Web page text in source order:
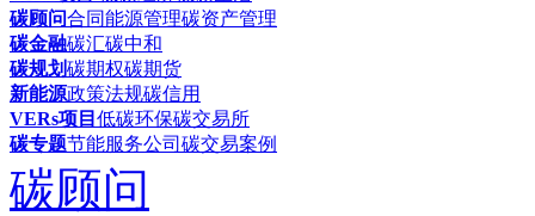
碳顾问合同能源管理碳资产管理
碳金融碳汇碳中和
碳规划碳期权碳期货
新能源政策法规碳信用
VERs项目 低碳环保碳交易所
碳专题节能服务公司 碳交易案例
碳顾问